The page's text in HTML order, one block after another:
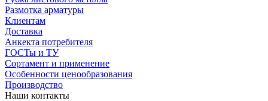
Размотка арматуры
Клиентам
Доставка
Анкекта потребителя
ГОСТы и ТУ
Сортамент и применение
Особенности ценообразования
Производство
Наши контакты